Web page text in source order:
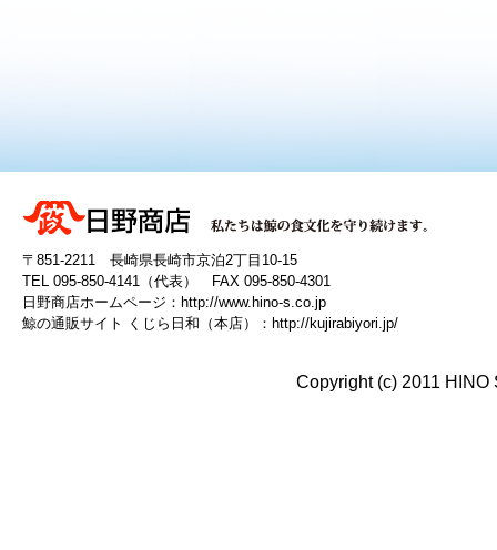
〒851-2211 長崎県長崎市京泊2丁目10-15
TEL 095-850-4141（代表） FAX 095-850-4301
日野商店ホームページ： http://www.hino-s.co.jp
鯨の通販サイト くじら日和（本店）： http://kujirabiyori.jp/
Copyright (c) 2011